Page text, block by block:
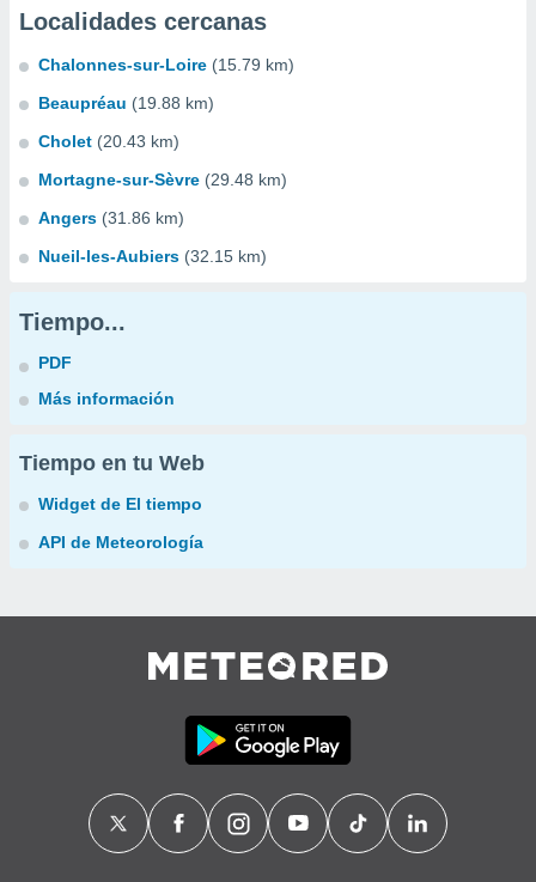
Localidades cercanas
Chalonnes-sur-Loire (15.79 km)
Beaupréau (19.88 km)
Cholet (20.43 km)
Mortagne-sur-Sèvre (29.48 km)
Angers (31.86 km)
Nueil-les-Aubiers (32.15 km)
Tiempo...
PDF
Más información
Tiempo en tu Web
Widget de El tiempo
API de Meteorología